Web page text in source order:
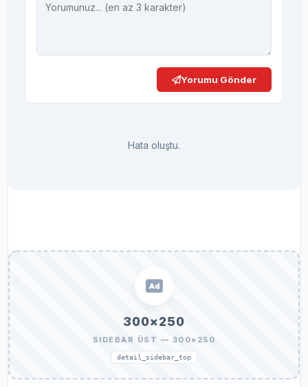
Yorumu Gönder
Hata oluştu.
300×250
SIDEBAR ÜST — 300×250
detail_sidebar_top